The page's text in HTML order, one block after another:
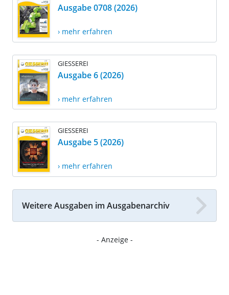
Ausgabe 0708 (2026)
› mehr erfahren
GIESSEREI
Ausgabe 6 (2026)
› mehr erfahren
GIESSEREI
Ausgabe 5 (2026)
› mehr erfahren
Weitere Ausgaben im Ausgabenarchiv
- Anzeige -